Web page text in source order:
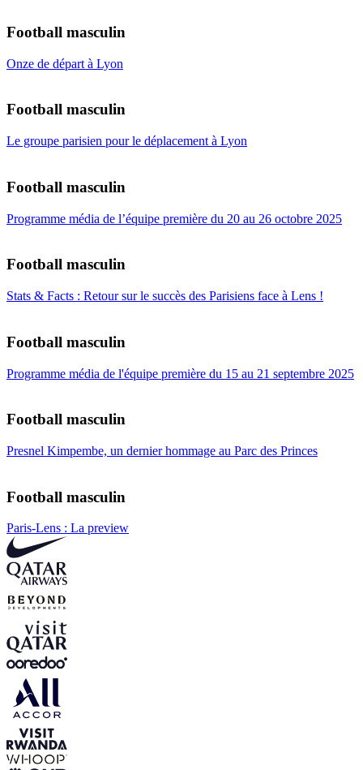
Football masculin
Onze de départ à Lyon
Football masculin
Le groupe parisien pour le déplacement à Lyon
Football masculin
Programme média de l’équipe première du 20 au 26 octobre 2025
Football masculin
Stats & Facts : Retour sur le succès des Parisiens face à Lens !
Football masculin
Programme média de l'équipe première du 15 au 21 septembre 2025
Football masculin
Presnel Kimpembe, un dernier hommage au Parc des Princes
Football masculin
Paris-Lens : La preview